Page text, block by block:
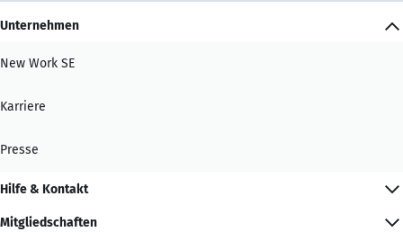
Unternehmen
New Work SE
Karriere
Presse
Hilfe & Kontakt
Mitgliedschaften